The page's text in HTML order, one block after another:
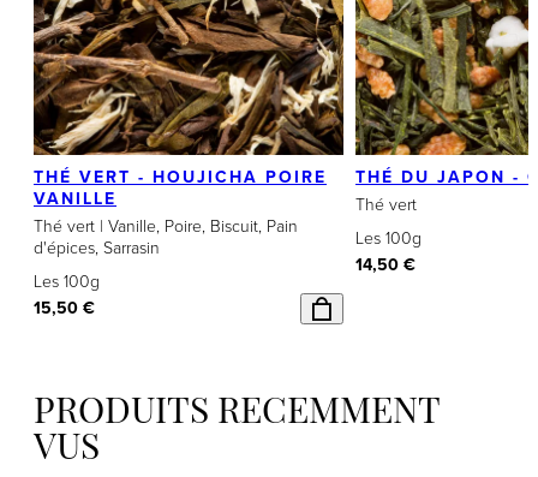
Chocolat Châtaigne Pomme
Clémentine Sirop d'érable
3/4 mn 80/90°C
RECETTE DE BISCUITS AU THÉ "NOËL À
PARIS"
Découvrez cette recette pour réaliser environ
40 pièces de délicieux biscuits au thé "Noël à
Paris"
LE
Le thé
fraîche
THÉ VERT - HOUJICHA POIRE
VANILLE
Thé vert | Vanille, Poire, Biscuit, Pain
d'épices, Sarrasin
15,50 €
Les 100g
THÉ DU JAPON -
Thé vert
14,50 €
Les 100g
PRODUITS RÉCEMMENT
VUS